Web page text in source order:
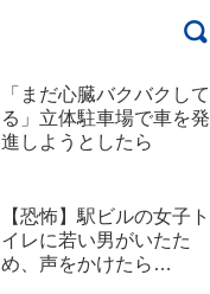
「まだ心臓バクバクして
る」立体駐車場で車を発
進しようとしたら
【恐怖】駅ビルの女子ト
イレに若い男がいたた
め、声をかけたら…